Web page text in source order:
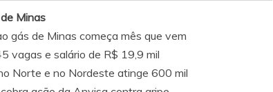
Minas
gás de Minas começa mês que vem
vagas e salário de R$ 19,9 mil
Norte e no Nordeste atinge 600 mil